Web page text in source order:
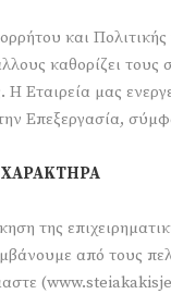
και
καθορίζει τους
Εταιρεία μας
Επεξεργασία,
της
από τους